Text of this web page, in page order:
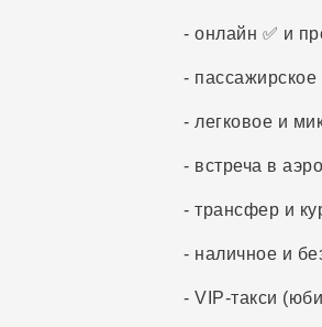
- онлайн ✅ и
- пассажирское
- легковое и
- встреча в
- трансфер и
- наличное и
- VIP-такси